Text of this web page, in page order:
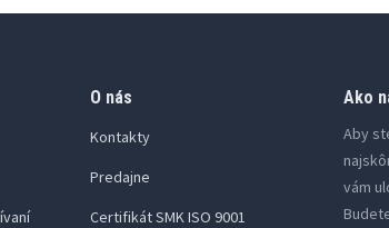
O nás
Kontakty
Predajne
Certifikát SMK ISO 9001
Ako
Aby
vám